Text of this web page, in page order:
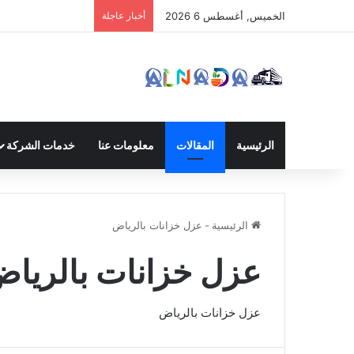
الخميس, أغسطس 6 2026 أخبار عاجلة
الرئيسية المقالات معلومات عنا خدمات الشركة
الرئيسية - عزل خزانات بالرياض
عزل خزانات
عزل خزانات بالرياض